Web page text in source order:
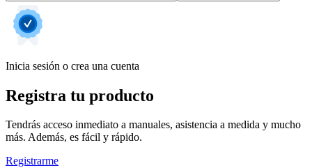
Inicia sesión o crea una cuenta
Registra tu producto
Tendrás acceso inmediato a manuales, asistencia a medida y mucho
más. Además, es fácil y rápido.
Registrarme